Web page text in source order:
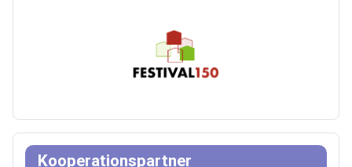
Kooperationspartner